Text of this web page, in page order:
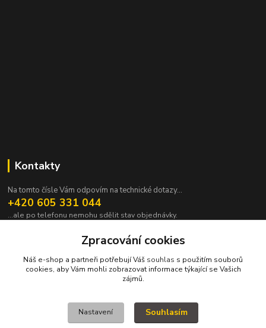
Kontakty
Na tomto čísle Vám odpovím na technické dotazy...
+420 605 331 044
...ale po telefonu nemohu sdělit stav objednávky.
pavek@janpavek.com
VŠECHNY VÝROBKY V TOMTO ESHOPU JSOU VYRÁBĚNY NA ZAKÁZKU a
Zpracování cookies
Náš e-shop a partneři potřebují Váš souhlas s použitím souborů
cookies, aby Vám mohli zobrazovat informace týkající se Vašich
zájmů.
Nastavení Souhlasím